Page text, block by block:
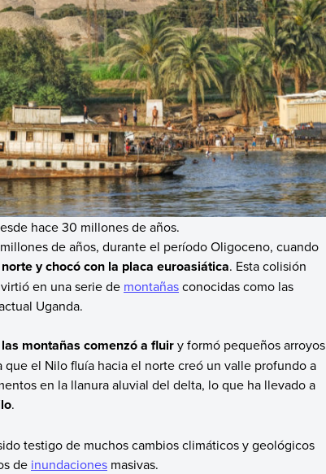
hace 30 millones de años.
de años, durante el período Oligoceno, cuando
y chocó con la placa euroasiática. Esta colisión
en una serie de montañasconocidas como las
Uganda.
montañas comenzó a fluiry formó pequeños arroyos
el Nilo fluía hacia el norte creó un valle profundo a
en la llanura aluvial del delta, lo que ha llevado a
.
testigo de muchos cambios climáticos y geológicos
de inundacionesmasivas.